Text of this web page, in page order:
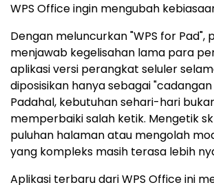
WPS Office ingin mengubah
Dengan meluncurkan "WPS for Pad",
menjawab kegelisahan lama para
aplikasi versi perangkat seluler
diposisikan hanya sebagai
Padahal, kebutuhan sehari-hari
memperbaiki salah ketik. Mengetik
puluhan halaman atau mengolah
yang kompleks masih terasa lebih
Aplikasi terbaru dari WPS Office ini